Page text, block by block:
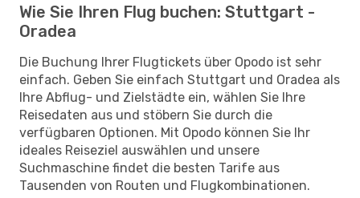
Wie Sie Ihren Flug buchen: Stuttgart -
Oradea
Die Buchung Ihrer Flugtickets über Opodo ist sehr
einfach. Geben Sie einfach Stuttgart und Oradea als
Ihre Abflug- und Zielstädte ein, wählen Sie Ihre
Reisedaten aus und stöbern Sie durch die
verfügbaren Optionen. Mit Opodo können Sie Ihr
ideales Reiseziel auswählen und unsere
Suchmaschine findet die besten Tarife aus
Tausenden von Routen und Flugkombinationen.